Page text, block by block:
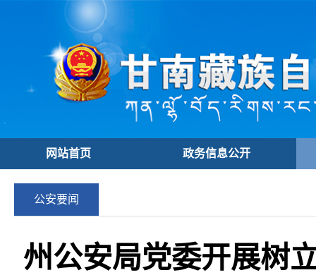
网站首页 政务信息公开
公安要闻
州公安局党委开展树